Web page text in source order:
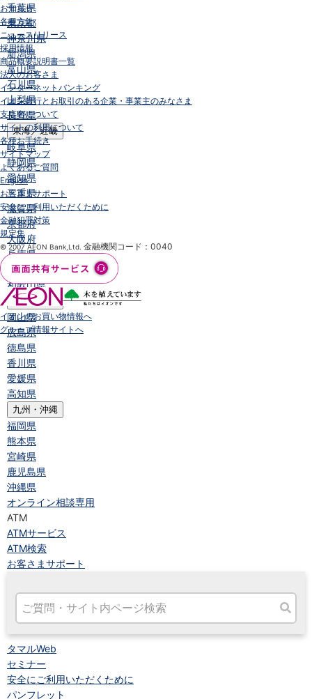
千葉県
東京都
神奈川県
新潟県
富山県
石川県
山梨県
長野県
東海／近畿
岐阜県
静岡県
愛知県
三重県
滋賀県
京都府
大阪府
兵庫県
奈良県
和歌山県
中国／四国
岡山県
広島県
徳島県
香川県
愛媛県
高知県
九州・沖縄
福岡県
熊本県
宮崎県
鹿児島県
沖縄県
オンライン相談専用
ATM
ATMサービス
ATM検索
お客さまサポート
タマルWeb
セミナー
安全にご利用いただくために
パンフレット
お知らせ
各種方針
ニュースリリース
採用情報
商品概要説明書一覧
法人のお客さま
インターネットバンキング
イオン銀行とお取引のある企業・事業主のみなさま
支店名について
サイトの利用について
各種お手続き
サイトマップ
よくあるご質問
English
お客さまサポート
安全にご利用いただくために
金融犯罪対策
規定集
© 2007 AEON Bank,Ltd. 金融機関コード：0040
イオンのお買い物情報へ
グループ情報サイトへ